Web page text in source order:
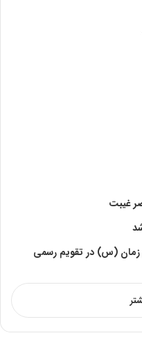
زمان (س) در تقویم رسمی